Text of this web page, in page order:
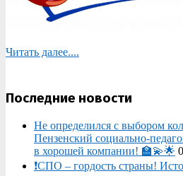
Читать далее....
Последние новости
Не определился с выбором
Пензенский социально-
в хорошей компании! 🏫💫🌟
❗СПО – гордость страны!